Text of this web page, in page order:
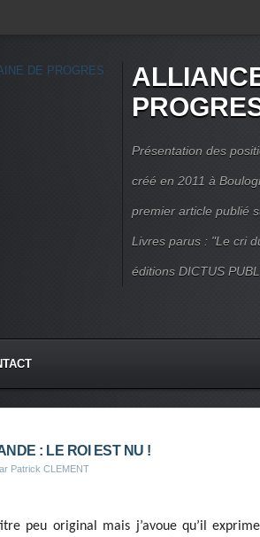
Présentation des
créé en 2011 à
premier article publié
Livres parus : "Le cri
éditions DICTUS
: LE ROI EST NU !
Patrick CLEMENT
peu original mais j’avoue qu’il